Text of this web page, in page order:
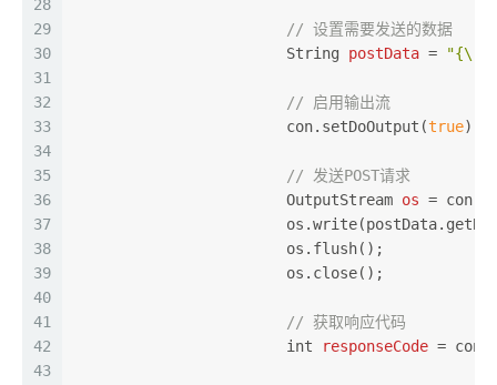
28
29
30
31
32
33
34
35
36
37
38
39
40
41
42
43
// 设置需要发送的数据
String
postData =
// 启用输出流
			con.setDoOutput(
true);
// 发送POST请求
OutputStream os =
			os.flush();
			os.close();
// 获取响应代码
int
responseCode =